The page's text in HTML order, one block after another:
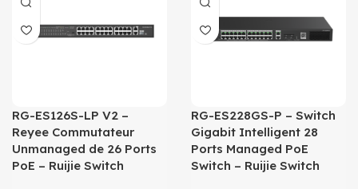
RG-ES126S-LP V2 –
Reyee Commutateur
Unmanaged de 26 Ports
PoE – Ruijie Switch
RG-ES228GS-P – Switch
Gigabit Intelligent 28
Ports Managed PoE
Switch – Ruijie Switch